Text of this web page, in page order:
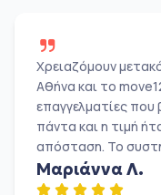
Χρειαζόμουν
Αθήνα και το
επαγγελματίες
πάντα και η τιμή
απόσταση. Το
Μαριάννα Λ.